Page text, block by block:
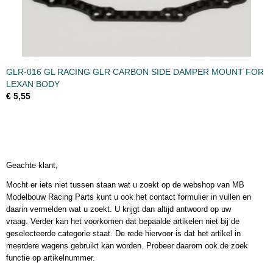
GLR-016 GL RACING GLR CARBON SIDE DAMPER MOUNT FOR
LEXAN BODY
€ 5,55
Geachte klant,
Mocht er iets niet tussen staan wat u zoekt op de webshop van MB
Modelbouw Racing Parts kunt u ook het contact formulier in vullen en
daarin vermelden wat u zoekt. U krijgt dan altijd antwoord op uw
vraag. Verder kan het voorkomen dat bepaalde artikelen niet bij de
geselecteerde categorie staat. De rede hiervoor is dat het artikel in
meerdere wagens gebruikt kan worden. Probeer daarom ook de zoek
functie op artikelnummer.